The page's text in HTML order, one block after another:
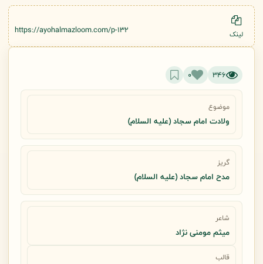
لینک https://ayohalmazloom.com/p-132
346
0
موضوع
ولادت امام سجاد (علیه السلام)
گریز
مدح امام سجاد (علیه السلام)
شاعر
میثم مومنی نژاد
قالب